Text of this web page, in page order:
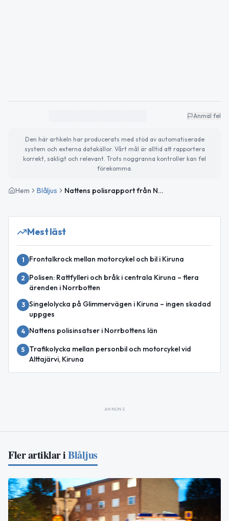
Anmäl fel
Den här artikeln har producerats med stöd av automatiserade
system och externa datakällor. Vårt mål är alltid att rapportera
korrekt, sakligt och relevant. Trots noggranna kontroller kan fel
förekomma.
Hem Blåljus Nattens polisrapport från Norrbotten – skoterolycka och viltolyckor
Mest läst
1 Frontalkrock mellan motorcykel och bil i Kiruna
2
Polisen: Rattfylleri och bråk i centrala Kiruna – flera
ärenden i Norrbotten
3 Singelolycka på Glimmervägen i Kiruna – ingen skadad
uppges
4 Nattens polisinsatser i Norrbottens län
5
Trafikolycka mellan personbil och motorcykel vid
Alttajärvi, Kiruna
ANNONS
Fler artiklar iBlåljus